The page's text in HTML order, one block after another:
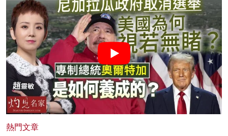
熱門文章